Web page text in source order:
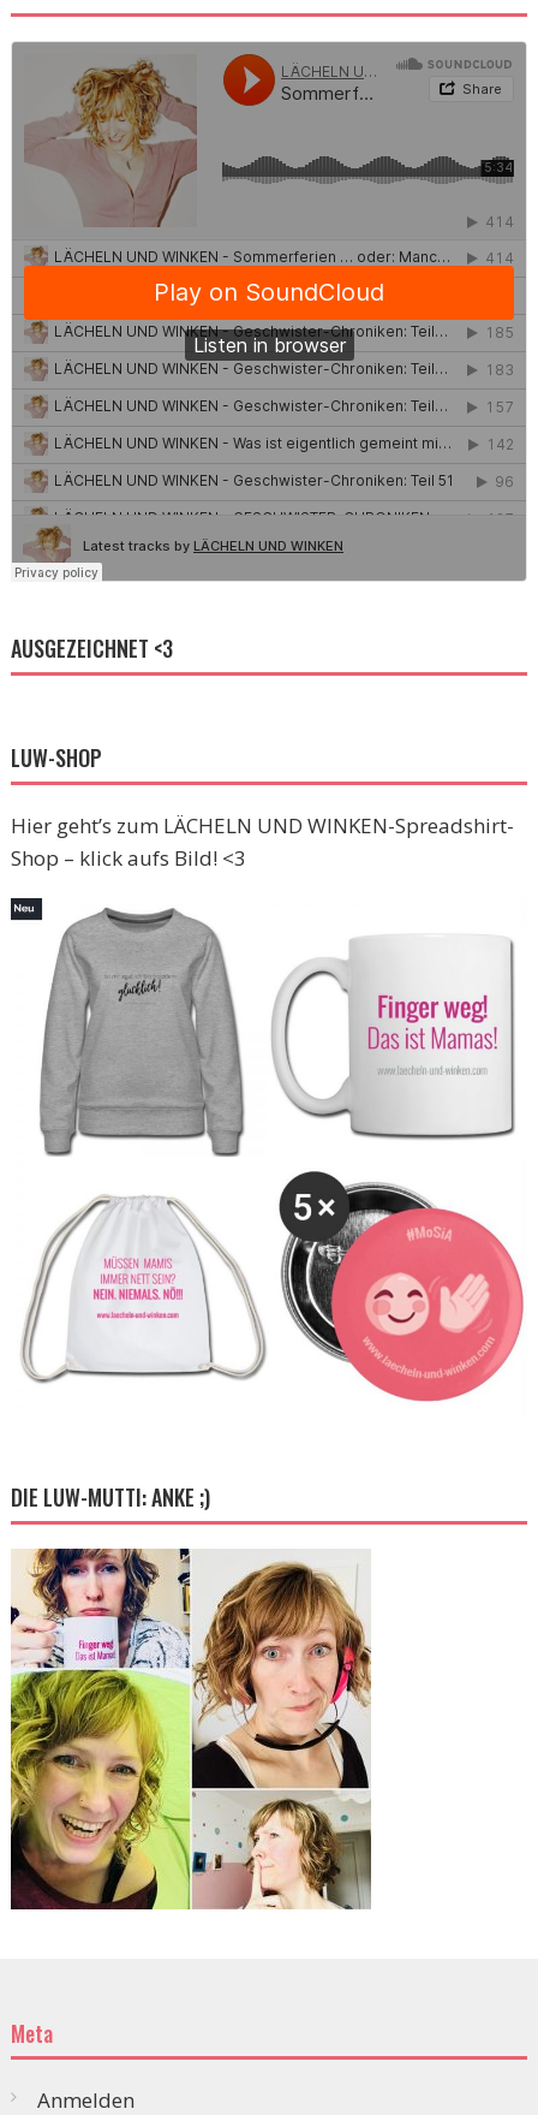
AUSGEZEICHNET <3
LUW-SHOP
Hier geht’s zum LÄCHELN UND WINKEN-Spreadshirt-
Shop – klick aufs Bild! <3
DIE LUW-MUTTI: ANKE ;)
Meta
Anmelden